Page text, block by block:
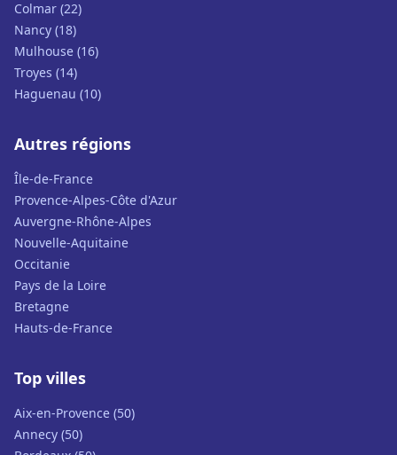
Colmar (22)
Nancy (18)
Mulhouse (16)
Troyes (14)
Haguenau (10)
Autres régions
Île-de-France
Provence-Alpes-Côte d'Azur
Auvergne-Rhône-Alpes
Nouvelle-Aquitaine
Occitanie
Pays de la Loire
Bretagne
Hauts-de-France
Top villes
Aix-en-Provence (50)
Annecy (50)